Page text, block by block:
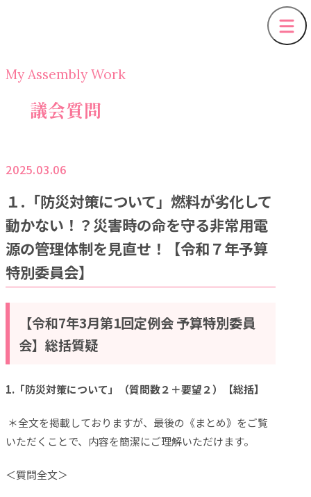
My Assembly Work
議会質問
2025.03.06
１.「防災対策について」燃料が劣化して
動かない！？災害時の命を守る非常用電
源の管理体制を見直せ！【令和７年予算
特別委員会】
【令和7年3月第1回定例会予算特別委員
会】総括質疑
1. 「防災対策について」（質問数２＋要望２） 【総括】
＊全文を掲載しておりますが、最後の《まとめ》をご覧
いただくことで、内容を簡潔にご理解いただけます。
＜質問全文＞